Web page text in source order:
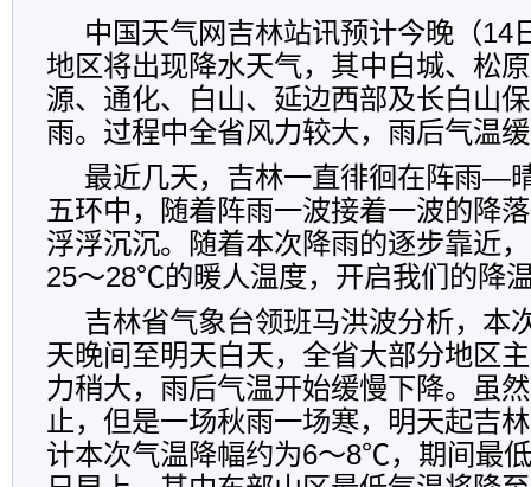
中国天气网吉林站讯预计今晚（14
地区将出现降水天气，其中白城、松
源、通化、白山、延边西部及长白山
雨。过程中全省风力较大，雨后气温
最近几天，吉林一直徘徊在阵雨
五环中，随着阵雨一波接着一波的降
浮浮沉沉。随着本次降雨的逐步靠近
25～28℃的暖人温度，开启我们的降
吉林省气象台领班马洪波分析，本
天晚间至明天白天，全省大部分地区
力稍大，雨后气温开始缓慢下降。虽
止，但是一场秋雨一场寒，明天起吉
计本次气温降幅约为6～8℃，期间最